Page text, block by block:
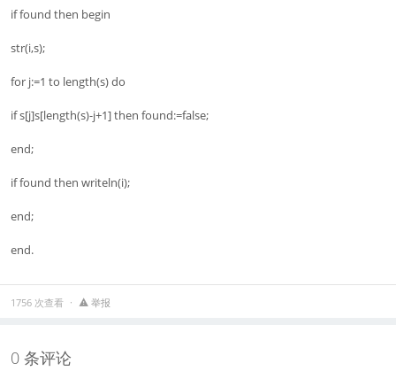
if found then begin
str(i,s);
for j:=1 to length(s) do
if s[j]s[length(s)-j+1] then found:=false;
end;
if found then writeln(i);
end;
end.
1756 次查看 举报
0 条评论